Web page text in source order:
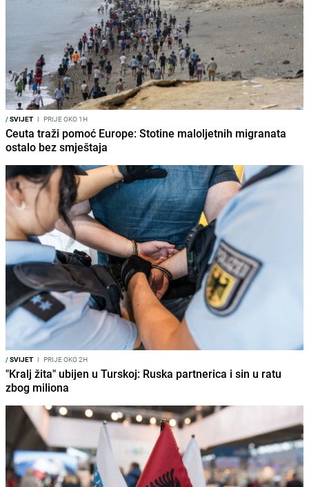
/SVIJET I PRIJE OKO 1H
Ceuta traži pomoć Europe: Stotine maloljetnih migranata
ostalo bez smještaja
/SVIJET I PRIJE OKO 2H
"Kralj žita" ubijen u Turskoj: Ruska partnerica i sin u ratu
zbog miliona